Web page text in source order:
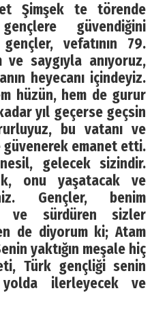
Şimşek te törende
güvendiğini
vefatının 79.
ve saygıyla anıyoruz,
heyecanı içindeyiz.
hüzün, hem de gurur
yıl geçerse geçsin
bu vatanı ve
emanet etti.
gelecek sizindir.
onu yaşatacak ve
Gençler, benim
ve sürdüren sizler
de diyorum ki; Atam
yaktığın meşale hiç
Türk gençliği senin
yolda ilerleyecek ve